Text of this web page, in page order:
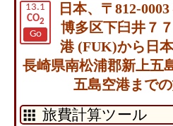
13.1
CO2
Go
日本、〒812-
博多区下臼井７
港 (FUK)から日
長崎県南松浦郡新上五
五島空港まで